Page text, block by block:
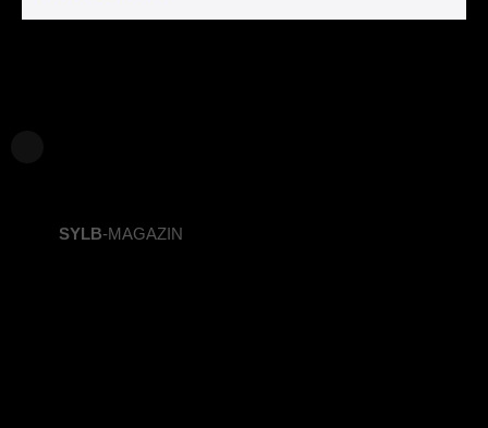
SYLB-MAGAZIN